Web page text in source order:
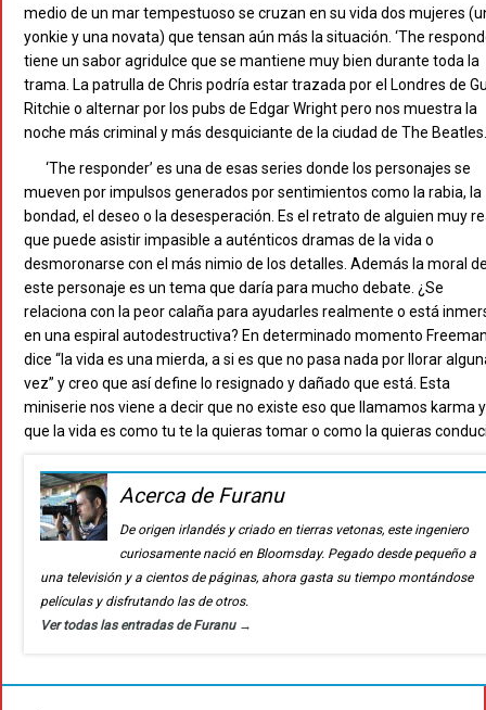
medio de un mar tempestuoso se cruzan en su vida dos mujeres
yonkie y una novata) que tensan aún más la situación. ‘The
tiene un sabor agridulce que se mantiene muy bien durante toda la
trama. La patrulla de Chris podría estar trazada por el Londres de
Ritchie o alternar por los pubs de Edgar Wright pero nos muestra la
noche más criminal y más desquiciante de la ciudad de The Beatles.
‘The responder’ es una de esas series donde los personajes se
mueven por impulsos generados por sentimientos como la rabia, la
bondad, el deseo o la desesperación. Es el retrato de alguien muy
que puede asistir impasible a auténticos dramas de la vida o
desmoronarse con el más nimio de los detalles. Además la moral
este personaje es un tema que daría para mucho debate. ¿Se
relaciona con la peor calaña para ayudarles realmente o está
en una espiral autodestructiva? En determinado momento
dice “la vida es una mierda, a si es que no pasa nada por llorar
vez” y creo que así define lo resignado y dañado que está. Esta
miniserie nos viene a decir que no existe eso que llamamos karma y
que la vida es como tu te la quieras tomar o como la quieras
Acerca de Furanu
De origen irlandés y criado en tierras vetonas, este ingeniero
curiosamente nació en Bloomsday. Pegado desde pequeño a
una televisión y a cientos de páginas, ahora gasta su tiempo montándose
películas y disfrutando las de otros.
Ver todas las entradas de Furanu →